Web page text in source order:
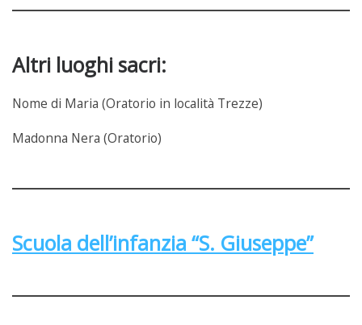
Altri luoghi sacri:
Nome di Maria (Oratorio in località Trezze)
Madonna Nera (Oratorio)
Scuola dell’infanzia “S. Giuseppe”